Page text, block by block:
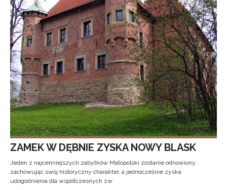
ZAMEK W DĘBNIE ZYSKA NOWY BLASK
Jeden z najcenniejszych zabytków Małopolski zostanie odnowiony,
zachowując swój historyczny charakter, a jednocześnie zyska
udogodnienia dla współczesnych zw